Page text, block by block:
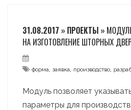
31.08.2017 » ПРОЕКТЫ »
НА ИЗГОТОВЛЕНИЕ ШТОРНЫХ
форма, заявка, производство,
Модуль позволяет
параметры для